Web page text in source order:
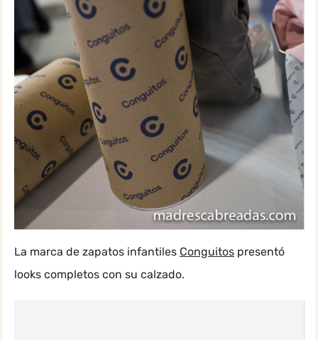
La marca de zapatos infantiles Conguitos presentó
looks completos con su calzado.